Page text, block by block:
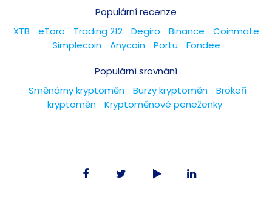
Populární recenze
XTB
eToro Trading 212 Degiro Binance
Coinmate
Simplecoin
Anycoin Portu Fondee
Populární srovnání
Směnárny kryptoměn
Burzy kryptoměn
Brokeři
kryptoměn
Kryptoměnové peneženky